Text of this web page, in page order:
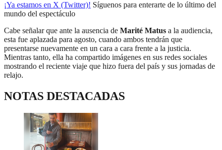
¡Ya estamos en X (Twitter)! Síguenos para enterarte de lo último del
mundo del espectáculo
Cabe señalar que ante la ausencia de Marité Matus a la audiencia,
esta fue aplazada para agosto, cuando ambos tendrán que
presentarse nuevamente en un cara a cara frente a la justicia.
Mientras tanto, ella ha compartido imágenes en sus redes sociales
mostrando el reciente viaje que hizo fuera del país y sus jornadas de
relajo.
NOTAS DESTACADAS